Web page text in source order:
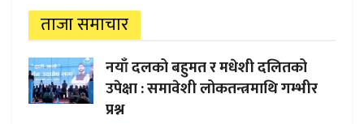
ताजा समाचार
नयाँ दलको बहुमत र मधेशी दलितको
उपेक्षा : समावेशी लोकतन्त्रमाथि गम्भीर
प्रश्न